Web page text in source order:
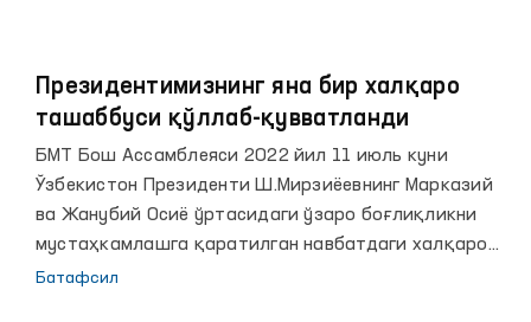
Президентимизнинг яна бир халқаро
ташаббуси қўллаб-қувватланди
БМТ Бош Ассамблеяси 2022 йил 11 июль куни
Ўзбекистон Президенти Ш.Мирзиёевнинг Марказий
ва Жанубий Осиё ўртасидаги ўзаро боғлиқликни
мустаҳкамлашга қаратилган навбатдаги халқаро
ташаббусини қўллаб-қувватлади.
Батафсил